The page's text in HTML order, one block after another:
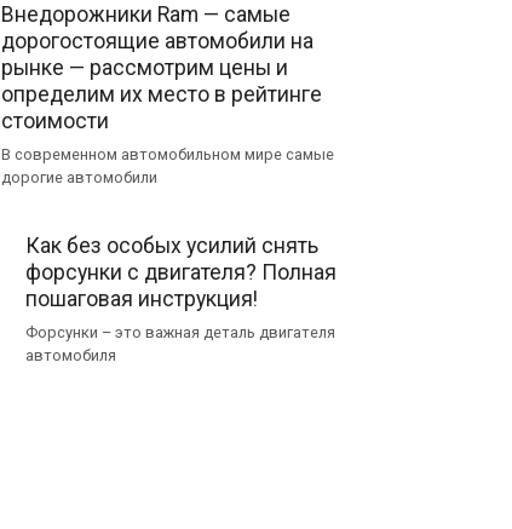
Внедорожники Ram — самые
дорогостоящие автомобили на
рынке — рассмотрим цены и
определим их место в рейтинге
стоимости
В современном автомобильном мире самые
дорогие автомобили
Как без особых усилий снять
форсунки с двигателя? Полная
пошаговая инструкция!
Форсунки – это важная деталь двигателя
автомобиля